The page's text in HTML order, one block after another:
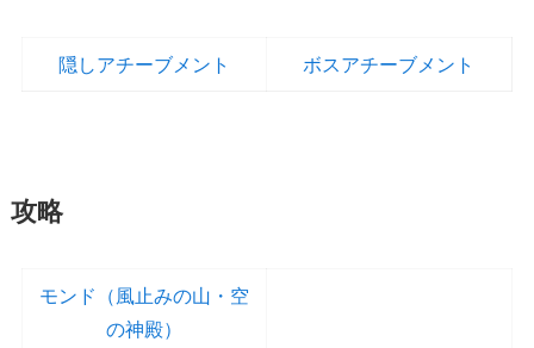
隠しアチーブメント ボスアチーブメント
攻略
モンド（風止みの山・空
の神殿）